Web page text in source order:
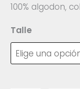
100% algodon,
Talle